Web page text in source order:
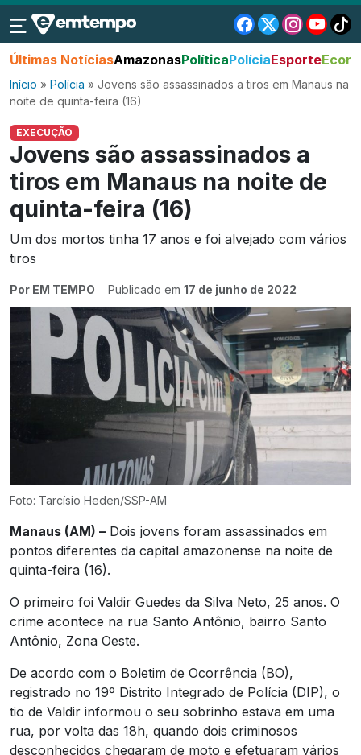
Últimas NotíciasAmazonasPolíticaPolíciaEsporte
Início » Polícia » Jovens são assassinados a tiros em Manaus na
noite de quinta-feira (16)
EXECUÇÃO
Jovens são assassinados a
tiros em Manaus na noite de
quinta-feira (16)
Um dos mortos tinha 17 anos e foi alvejado com vários
tiros
Por EM TEMPO Publicado em 17 de junho de 2022
Foto: Tarcísio Heden/SSP-AM
Manaus (AM) – Dois jovens foram assassinados em
pontos diferentes da capital amazonense na noite de
quinta-feira (16).
O primeiro foi Valdir Guedes da Silva Neto, 25 anos. O
crime acontece na rua Santo Antônio, bairro Santo
Antônio, Zona Oeste.
De acordo com o Boletim de Ocorrência (BO),
registrado no 19º Distrito Integrado de Polícia (DIP), o
tio de Valdir informou o seu sobrinho estava em uma
rua, por volta das 18h, quando dois criminosos
desconhecidos chegaram de moto e efetuaram vários